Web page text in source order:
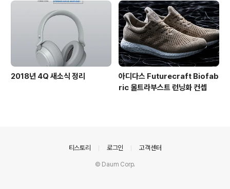
2018년 4Q 새소식 정리
아디다스 Futurecraft Biofab
ric 울트라부스트 런닝화 컨셉
티스토리 로그인 고객센터
© Daum Corp.